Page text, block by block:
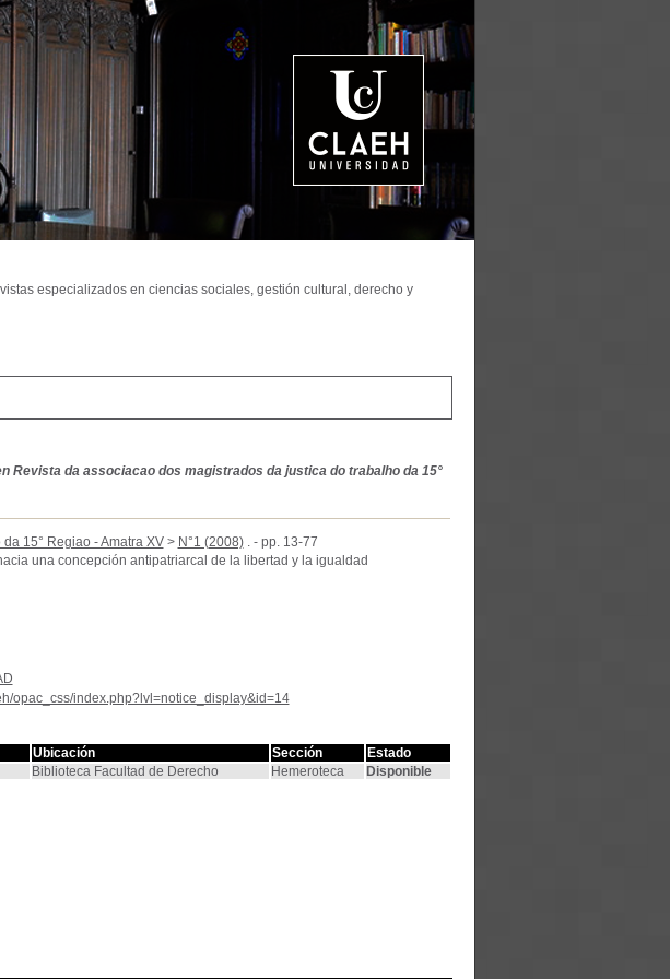
Revista da associacao dos magistrados da justica do trabalho da 15°
15° Regiao - Amatra XV> N°1 (2008). - pp. 13-77
una concepción antipatriarcal de la libertad y la igualdad
opac_css/index.php?lvl=notice_display&id=14
Ubicación Sección
Estado
Biblioteca Facultad de Derecho Hemeroteca Disponible
especializados en ciencias sociales, gestión cultural, derecho y